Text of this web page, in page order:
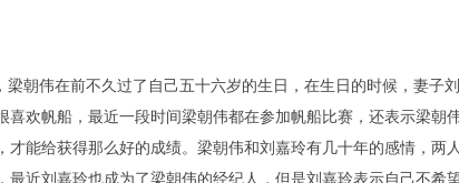
朝伟在前不久过了自己五十六岁的生日，在生日的时候，妻子
喜欢帆船，最近一段时间梁朝伟都在参加帆船比赛，还表示梁
才能给获得那么好的成绩。梁朝伟和刘嘉玲有几十年的感情，
最近刘嘉玲也成为了梁朝伟的经纪人，但是刘嘉玲表示自己不